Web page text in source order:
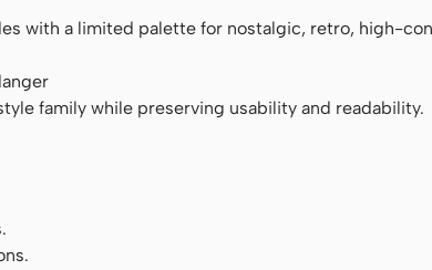
with a limited palette for nostalgic, retro, high-
family while preserving usability and readability.